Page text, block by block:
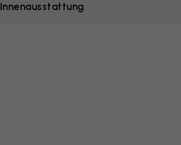
Innenausstattung